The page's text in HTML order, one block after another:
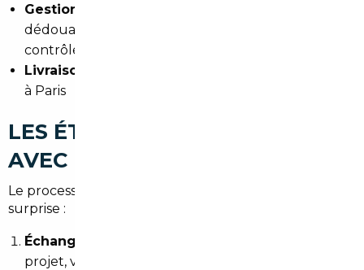
Gestion complète de l'administratif
dédouanement, immatriculation française,
contrôle technique si nécessaire
Livraison à domicile à Arnouville
à Paris
LES ÉTAPES DE VOTRE IMPORT
AVEC NOTRE ÉQUIPE
Le processus est conçu pour être simple et sans
surprise :
Échange initial gratuit
projet, votre budget, le type de véhicule souhaité.